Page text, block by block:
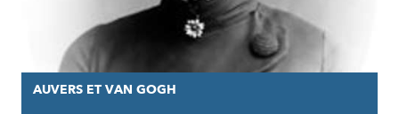
AUVERS ET VAN GOGH